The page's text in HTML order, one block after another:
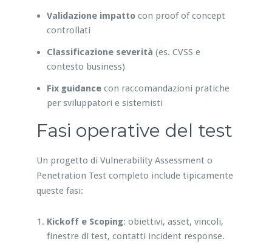
Validazione impattocon proof of concept
controllati
Classificazione severità (es. CVSS e
contesto business)
Fix guidancecon raccomandazioni pratiche
per sviluppatori e sistemisti
Fasi operative del test
Un progetto di Vulnerability Assessment o
Penetration Test completo include tipicamente
queste fasi:
Kickoff e Scoping: obiettivi, asset, vincoli,
finestre di test, contatti incident response.